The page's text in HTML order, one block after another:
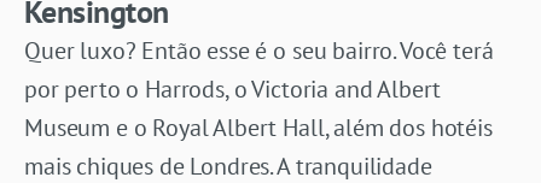
Kensington
Quer luxo? Então esse é o seu bairro. Você terá
por perto o Harrods, o Victoria and Albert
Museum e o Royal Albert Hall, além dos hotéis
mais chiques de Londres. A tranquilidade